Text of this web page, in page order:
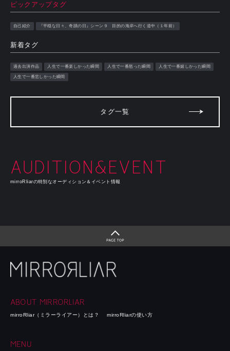
ピックアップタグ
自己紹介 『平穏な日々、奇蹟の日』シーン９ 目的の海岸へ行く道中（１年前）
新着タグ
過去出演作品 人生で一番楽しかった瞬間 人生で一番怒った瞬間 人生で一番嬉しかった瞬間
人生で一番悲しかった瞬間
タグ一覧
AUDITION&EVENT
mirroRliarの特別なオーディション＆イベント情報
ABOUT MIRRORLIAR
mirroRliar（ミラーライアー）とは？ mirroRliarの使い方
MENU